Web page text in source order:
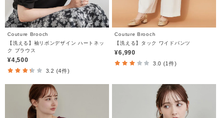
Couture Brooch
【洗える】袖リボンデザイン ハートネッ
ク ブラウス
¥4,500
3.2 (4件)
Couture Brooch
【洗える】タック ワイドパンツ
¥6,990
3.0 (1件)